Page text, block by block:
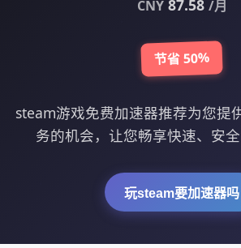
CNY87.58 /月
节省 50%
steam游戏免费加速器推荐为您提
务的机会，让您畅享快速、安全
玩steam要加速器吗